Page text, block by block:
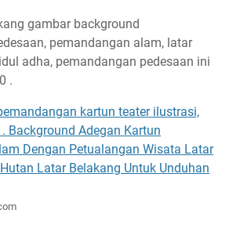
gambar background
pemandangan alam, latar
adha, pemandangan pedesaan ini
.